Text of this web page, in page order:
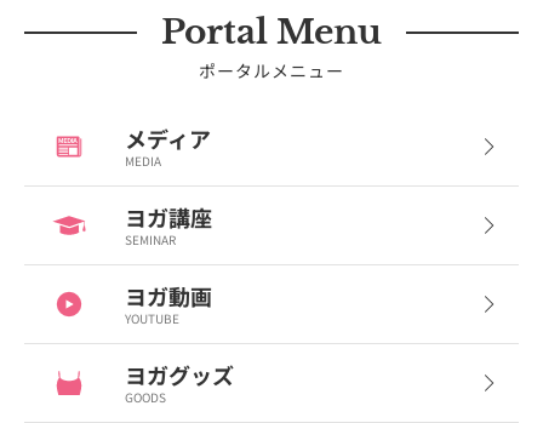
Portal Menu
ポータルメニュー
メディア
MEDIA
ヨガ講座
SEMINAR
ヨガ動画
YOUTUBE
ヨガグッズ
GOODS